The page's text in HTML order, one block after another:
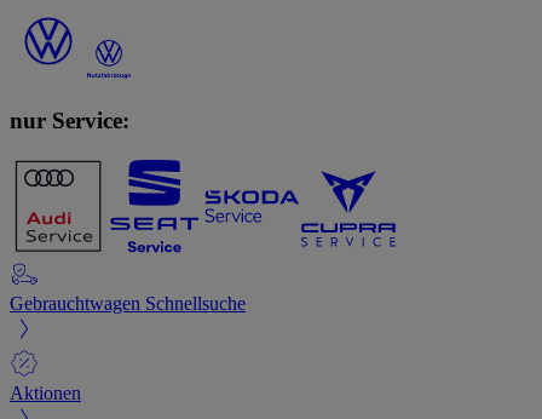
nur Service:
Gebrauchtwagen Schnellsuche
Aktionen